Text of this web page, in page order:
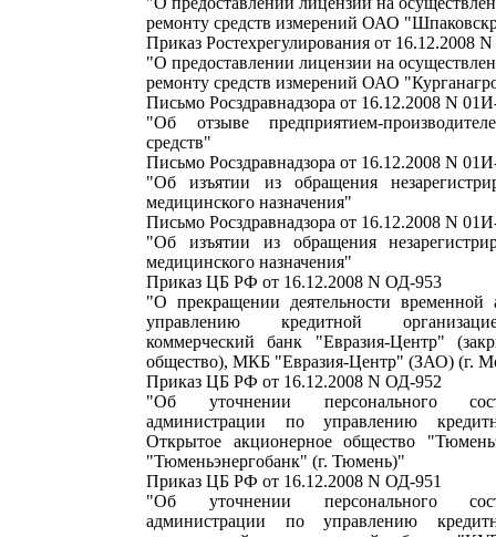
ремонту средств измерений ОАО
Приказ Ростехрегулирования от 16.12.2008
"О предоставлении лицензии на
ремонту средств измерений ОАО
Письмо Росздравнадзора от 16.12.2008 N
"Об отзыве предприятием-
средств"
Письмо Росздравнадзора от 16.12.2008 N
"Об изъятии из обращения
медицинского назначения"
Письмо Росздравнадзора от 16.12.2008 N
"Об изъятии из обращения
медицинского назначения"
Приказ ЦБ РФ от 16.12.2008 N ОД-953
"О прекращении деятельности временной
управлению кредитной
коммерческий банк "Евразия-Центр"
общество), МКБ "Евразия-Центр" (ЗАО) (г.
Приказ ЦБ РФ от 16.12.2008 N ОД-952
"Об уточнении персонального
администрации по управлению
Открытое акционерное общество
"Тюменьэнергобанк" (г. Тюмень)"
Приказ ЦБ РФ от 16.12.2008 N ОД-951
"Об уточнении персонального
администрации по управлению